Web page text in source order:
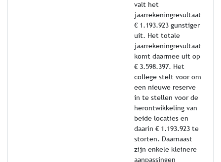
valt het
jaarrekeningresultaat
€ 1.193.923 gunstiger
uit. Het totale
jaarrekeningresultaat
komt daarmee uit op
€ 3.598.397. Het
college stelt voor om
een nieuwe reserve
in te stellen voor de
herontwikkeling van
beide locaties en
daarin € 1.193.923 te
storten. Daarnaast
zijn enkele kleinere
aanpassingen